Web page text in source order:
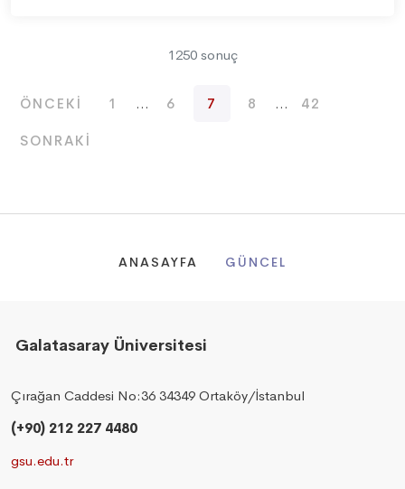
1250 sonuç
ÖNCEKI 1 ... 6 7 8 ... 42
SONRAKI
ANASAYFA GÜNCEL
Galatasaray Üniversitesi
Çırağan Caddesi No:36 34349 Ortaköy/İstanbul
(+90) 212 227 4480
gsu.edu.tr